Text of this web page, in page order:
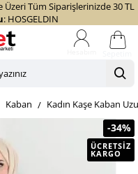
Üzeri Tüm Siparişlerinizde 30 TL
: HOSGELDIN
Kaban Kadın Kaşe Kaban
ÜCRETSIZ
KARGO
-34%